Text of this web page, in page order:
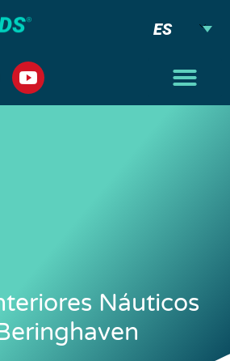
ES
Náuticos